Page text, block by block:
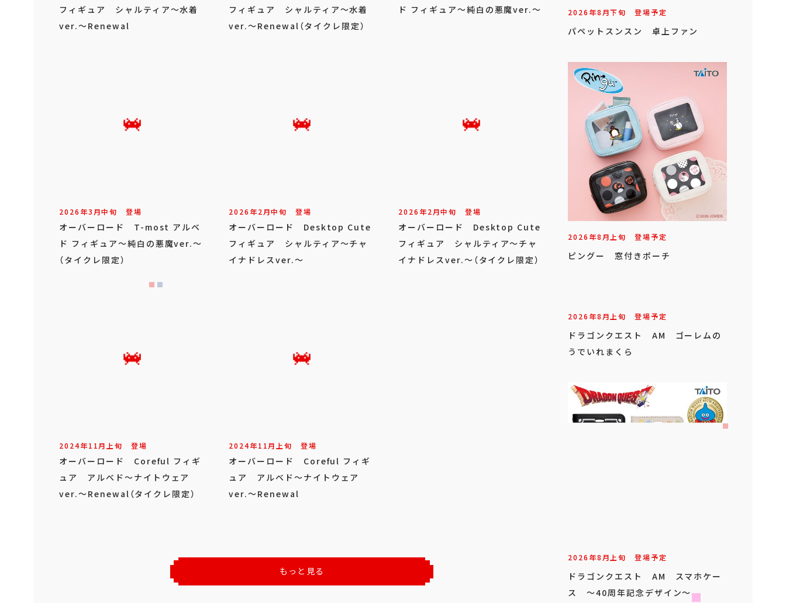
フィギュア シャルティア～水着
ver.～Renewal
フィギュア シャルティア～水着
ver.～Renewal（タイクレ限定）
ド フィギュア～純白の悪魔ver.～
2026年3月中旬 登場
オーバーロード T-most アルベ
ド フィギュア～純白の悪魔ver.～
（タイクレ限定）
2026年2月中旬 登場
オーバーロード Desktop Cute
フィギュア シャルティア～チャ
イナドレスver.～
2026年2月中旬 登場
オーバーロード Desktop Cute
フィギュア シャルティア～チャ
イナドレスver.～（タイクレ限定）
2024年11月上旬 登場
オーバーロード Coreful フィギ
ュア アルベド～ナイトウェア
ver.～Renewal（タイクレ限定）
2024年11月上旬 登場
オーバーロード Coreful フィギ
ュア アルベド～ナイトウェア
ver.～Renewal
もっと見る
2026年8月下旬 登場予定
パペットスンスン 卓上ファン
2026年8月上旬 登場予定
ピングー 窓付きポーチ
2026年8月上旬 登場予定
ドラゴンクエスト AM ゴーレムの
うでいれまくら
2026年8月上旬 登場予定
ドラゴンクエスト AM スマホケー
ス ～40周年記念デザイン～